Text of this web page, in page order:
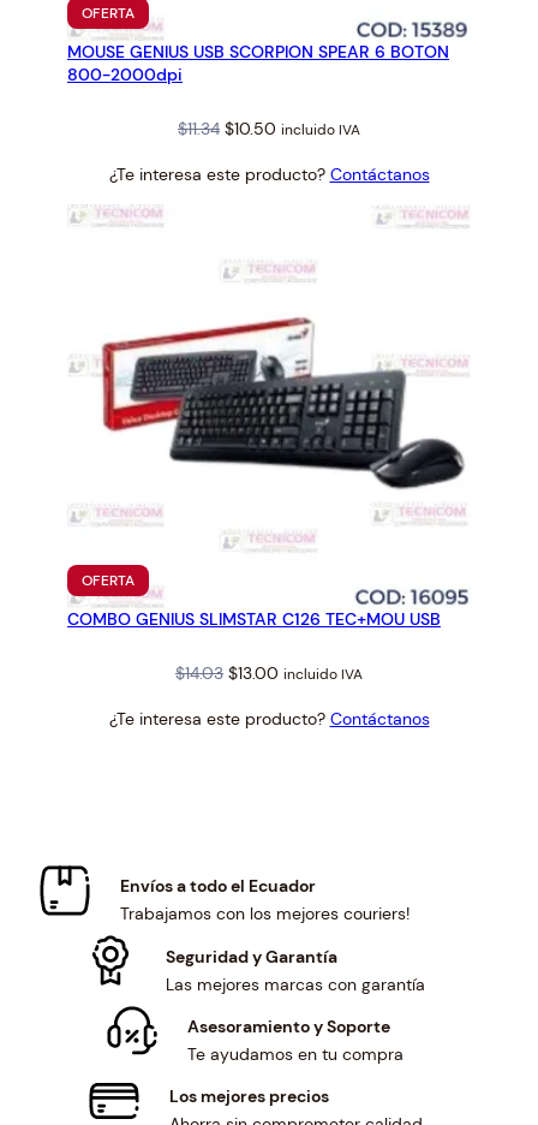
OFERTAPRODUCTO
EN
OFERTA
MOUSE GENIUS USB SCORPION SPEAR 6 BOTON
800-2000dpi
$11.34 Original
was:
$10.50 Current
is:
incluido IVA
¿Te interesa este producto? Contáctanos
OFERTAPRODUCTO
EN
OFERTA
COMBO GENIUS SLIMSTAR C126 TEC+MOU USB
$14.03 Original
was:
$13.00 Current
is:
incluido IVA
¿Te interesa este producto? Contáctanos
Envíos a todo el Ecuador
Trabajamos con los mejores couriers!
Seguridad y Garantía
Las mejores marcas con garantía
Asesoramiento y Soporte
Te ayudamos en tu compra
Los mejores precios